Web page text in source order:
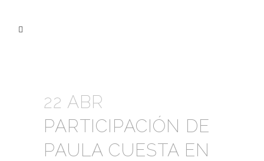
22 ABR
PARTICIPACIÓN DE
PAULA CUESTA EN